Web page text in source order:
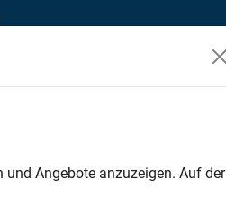
Human Resources
Angebote anzuzeigen. Auf der